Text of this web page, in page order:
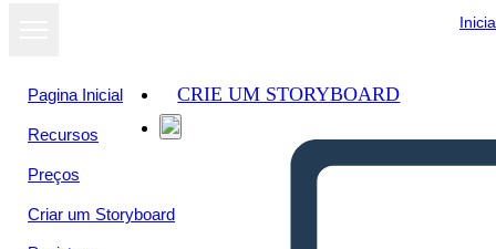
Pagina Inicial
Recursos
Preços
Criar um Storyboard
CRIE UM STORYBOARD